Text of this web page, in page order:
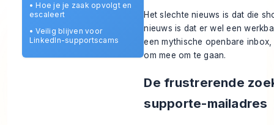
• Hoe je je zaak opvolgt en
escaleert
•Veilig blijven voor
LinkedIn-supportscams
Het slechte nieuws is dat die
nieuws is dat er wel een
een mythische openbare
om mee om te gaan.
De frustrerende
supporte-mailadres